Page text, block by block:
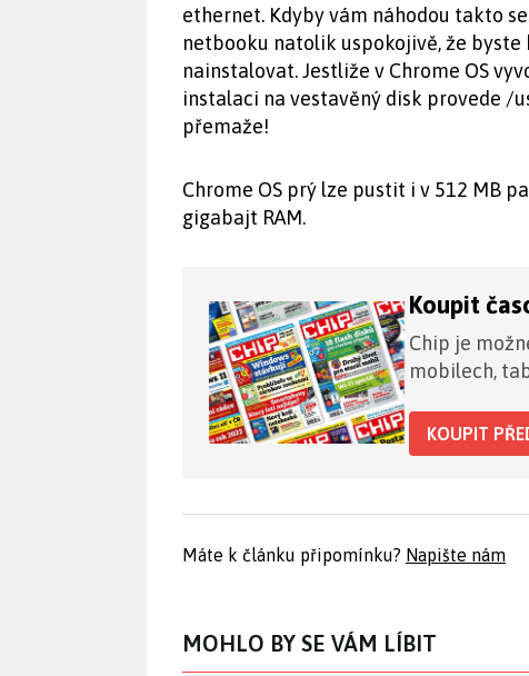
ethernet. Kdyby vám náhodou takto
netbooku natolik uspokojivě, že
nainstalovat. Jestliže v Chrome OS
instalaci na vestavěný disk provede /
přemaže!
Chrome OS prý lze pustit i v 512 MB
gigabajt RAM.
Koupit
Chip je
mobilech,
KOUPIT
Máte k článku připomínku? Napište nám
MOHLO BY SE VÁM LÍBIT